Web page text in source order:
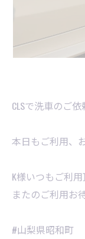
CLSで洗車のご
本日もご利用、
K様いつもご利
またのご利用お
#山梨県昭和町